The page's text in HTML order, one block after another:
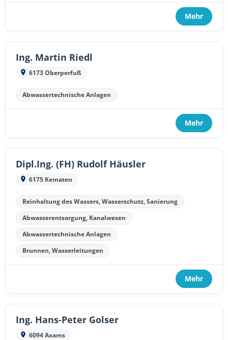
Mehr
Ing. Martin Riedl
6173 Oberperfuß
Abwassertechnische Anlagen
Mehr
Dipl.Ing. (FH) Rudolf Häusler
6175 Kematen
Reinhaltung des Wassers, Wasserschutz, Sanierung
Abwasserentsorgung, Kanalwesen
Abwassertechnische Anlagen
Brunnen, Wasserleitungen
Mehr
Ing. Hans-Peter Golser
6094 Axams